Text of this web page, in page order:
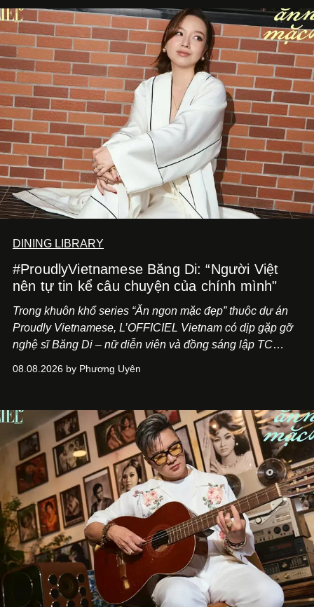
mang đến niềm vui cho thực khách.
DINING LIBRARY
#ProudlyVietnamese Băng Di: “Người Việt
nên tự tin kể câu chuyện của chính mình"
Trong khuôn khổ series “Ăn ngon mặc đẹp” thuộc dự án
Proudly Vietnamese, L’OFFICIEL Vietnam có dịp gặp gỡ
nghệ sĩ Băng Di – nữ diễn viên và đồng sáng lập TC
Kitchen Bar và SALEM tại TP.HCM.
08.08.2026 by Phương Uyên